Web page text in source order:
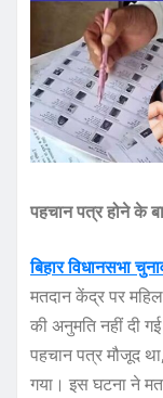
पहचान पत्र होने के
बिहार विधानसभा
मतदान केंद्र पर
की अनुमति नहीं दी
पहचान पत्र मौजूद
गया। इस घटना ने